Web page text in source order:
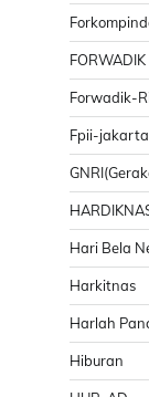
Forwadik-
Fpii-jakarta
Hari Bela
Harkitnas
Harlah
Hiburan